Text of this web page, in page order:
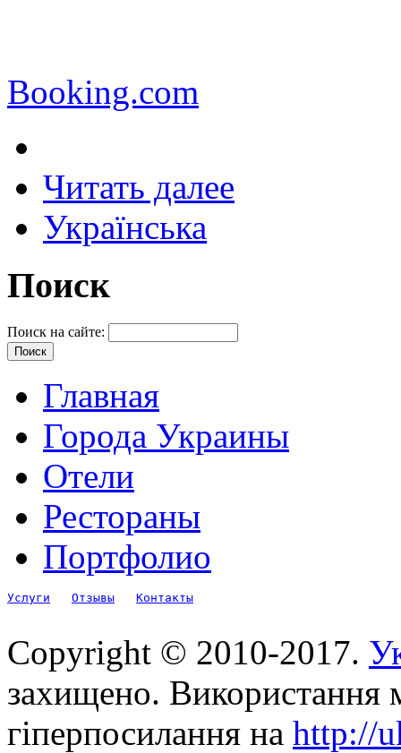
Booking.com
Читать далее
Українська
Поиск
Поиск на сайте:
Главная
Города Украины
Отели
Рестораны
Портфолио
Услуги Отзывы Контакты
Copyright © 2010-2017.
захищено. Використання
гіперпосилання на http://